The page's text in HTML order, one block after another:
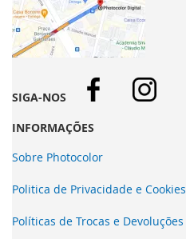
SIGA-NOS
INFORMAÇÕES
Sobre Photocolor
Politica de Privacidade e Cookies
Políticas de Trocas e Devoluções